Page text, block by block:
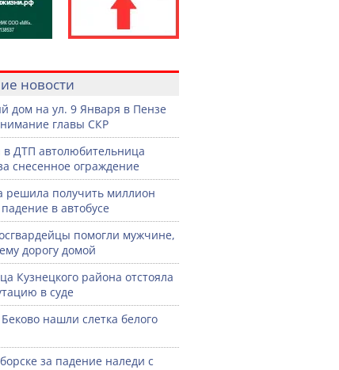
новости
дом на ул. 9 Января в Пензе
главы СКР
ДТП автолюбительница
снесенное ограждение
решила получить миллион
в автобусе
помогли мужчине,
дорогу домой
Кузнецкого района отстояла
в суде
нашли слетка белого
за падение наледи с